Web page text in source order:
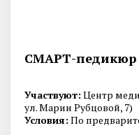
СМАРТ-педикюр
Участвуют: Центр
ул. Марии Рубцовой, 7)
Условия: По